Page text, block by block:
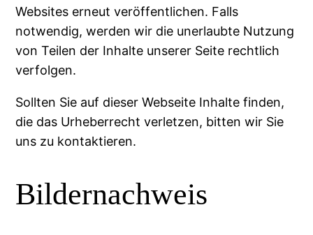
Websites erneut veröffentlichen. Falls
notwendig, werden wir die unerlaubte Nutzung
von Teilen der Inhalte unserer Seite rechtlich
verfolgen.
Sollten Sie auf dieser Webseite Inhalte finden,
die das Urheberrecht verletzen, bitten wir Sie
uns zu kontaktieren.
Bildernachweis